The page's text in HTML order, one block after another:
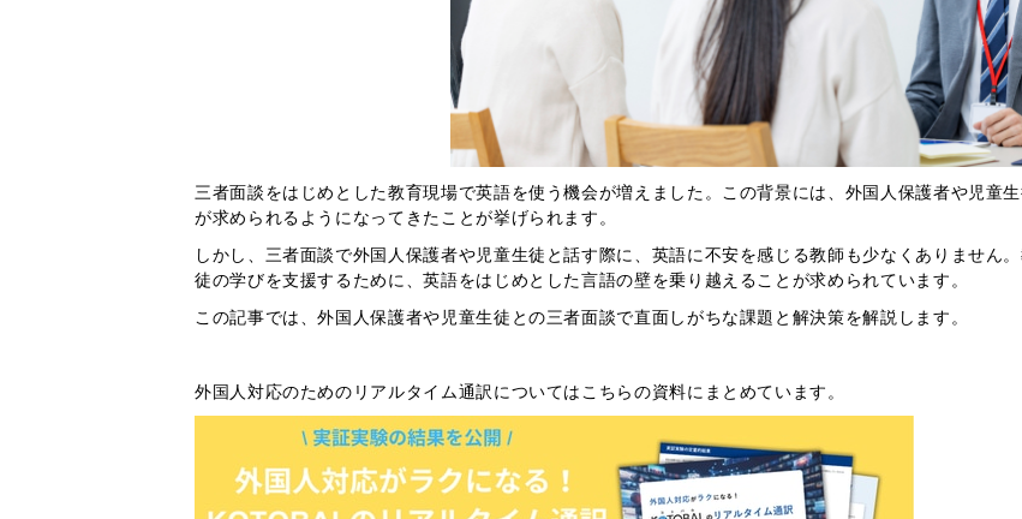
三者面談をはじめとした教育現場で英語を使う機会が増えました。この背景には、外国人保護者や児童
が求められるようになってきたことが挙げられます。
しかし、三者面談で外国人保護者や児童生徒と話す際に、英語に不安を感じる教師も少なくありません
徒の学びを支援するために、英語をはじめとした言語の壁を乗り越えることが求められています。
この記事では、外国人保護者や児童生徒との三者面談で直面しがちな課題と解決策を解説します。
外国人対応のためのリアルタイム通訳についてはこちらの資料にまとめています。